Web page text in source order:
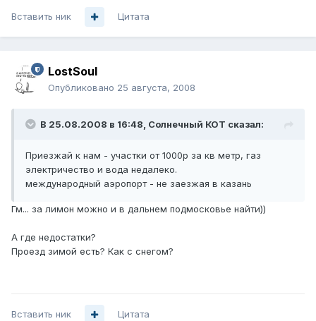
Вставить ник Цитата
LostSoul
Опубликовано 25 августа, 2008
В 25.08.2008 в 16:48, Солнечный КОТ сказал:
Приезжай к нам - участки от 1000р за кв метр, газ
электричество и вода недалеко.
международный аэропорт - не заезжая в казань
Гм... за лимон можно и в дальнем подмосковье найти))
А где недостатки?
Проезд зимой есть? Как с снегом?
Вставить ник Цитата